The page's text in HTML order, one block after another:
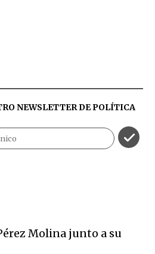
NEWSLETTER DEPOLÍTICA
Molina junto a su